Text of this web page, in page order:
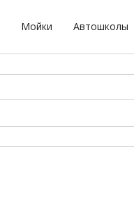
Мойки Автошколы